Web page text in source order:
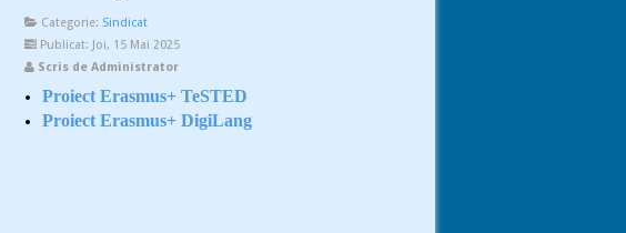
Categorie: Sindicat
Publicat: Joi, 15 Mai 2025
Scris de Administrator
Proiect Erasmus+ TeSTED
Proiect Erasmus+ DigiLang